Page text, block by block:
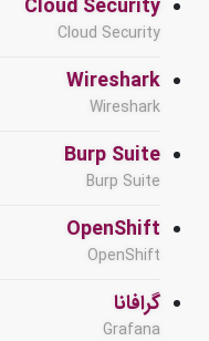
Cloud Security
Cloud Security
Wireshark
Wireshark
Burp Suite
Burp Suite
OpenShift
OpenShift
گرافانا
Grafana